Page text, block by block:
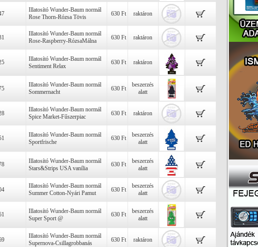
Illatosító Wunder-Baum normál
Rose Thorn-Rózsa Tövis
630 Ft raktáron
Illatosító Wunder-Baum normál
Rose-Raspberry-RózsaMálna
630 Ft raktáron
Illatosító Wunder-Baum normál
Sentiment Relax
630 Ft raktáron
Illatosító Wunder-Baum normál
Sommernacht
630 Ft
beszerzés
alatt
Illatosító Wunder-Baum normál
Spice Market-Fűszerpiac
630 Ft raktáron
Illatosító Wunder-Baum normál
Sportfrische
630 Ft
beszerzés
alatt
Illatosító Wunder-Baum normál
Stars&Strips USA vanília
630 Ft
beszerzés
alatt
Illatosító Wunder-Baum normál
Summer Cotton-Nyári Pamut
630 Ft
beszerzés
alatt
Illatosító Wunder-Baum normál
Super Sport @
630 Ft
beszerzés
alatt
Illatosító Wunder-Baum normál
Supernova-Csillagrobbanás
630 Ft raktáron